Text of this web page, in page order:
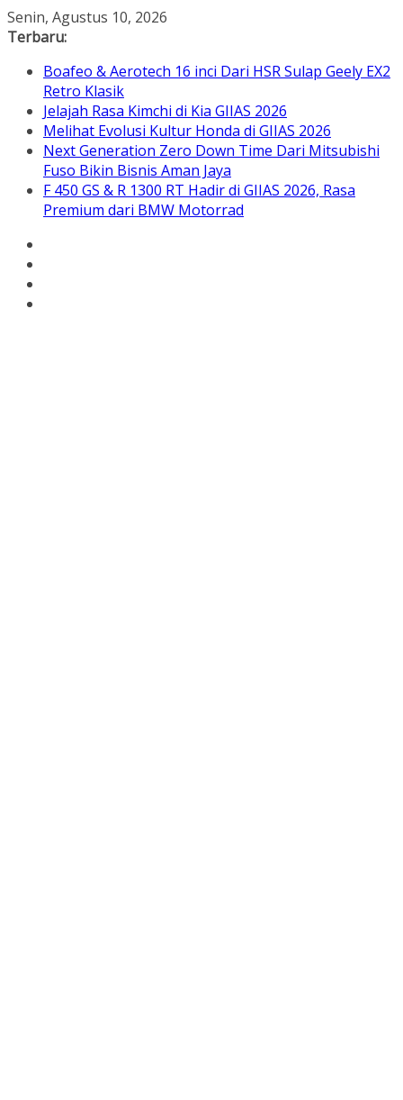
Skip
to
Senin, Agustus 10, 2026
Terbaru:
Boafeo & Aerotech 16 inci Dari HSR Sulap Geely EX2
Retro Klasik
Jelajah Rasa Kimchi di Kia GIIAS 2026
Melihat Evolusi Kultur Honda di GIIAS 2026
Next Generation Zero Down Time Dari Mitsubishi
Fuso Bikin Bisnis Aman Jaya
F 450 GS & R 1300 RT Hadir di GIIAS 2026, Rasa
Premium dari BMW Motorrad